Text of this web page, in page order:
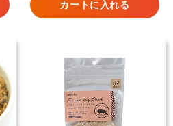
カートに入れる